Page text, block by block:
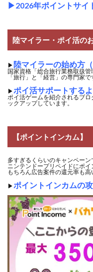
▶2026年ポイントサイ
陸マイラー・ポイ活の
▶ 陸マイラーの始め方
国家資格「総合旅行業務取扱
「旅行」と「経営」の専門家で
▶ポイ活サポートする
ポイ活ゲームを紹介されるブ
ックアップしています。
【ポイントインカム】
多すぎるくらいのキャンペーン
ニンテンドープリペイドにポ
もちろん広告案件の還元率も高
▶ポイントインカムの